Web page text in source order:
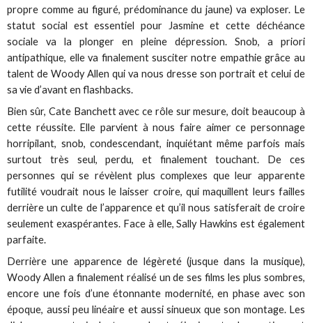
propre comme au figuré, prédominance du jaune) va exploser. Le
statut social est essentiel pour Jasmine et cette déchéance
sociale va la plonger en pleine dépression. Snob, a priori
antipathique, elle va finalement susciter notre empathie grâce au
talent de Woody Allen qui va nous dresse son portrait et celui de
sa vie d’avant en flashbacks.
Bien sûr, Cate Banchett avec ce rôle sur mesure, doit beaucoup à
cette réussite. Elle parvient à nous faire aimer ce personnage
horripilant, snob, condescendant, inquiétant même parfois mais
surtout très seul, perdu, et finalement touchant. De ces
personnes qui se révèlent plus complexes que leur apparente
futilité voudrait nous le laisser croire, qui maquillent leurs failles
derrière un culte de l’apparence et qu’il nous satisferait de croire
seulement exaspérantes. Face à elle, Sally Hawkins est également
parfaite.
Derrière une apparence de légèreté (jusque dans la musique),
Woody Allen a finalement réalisé un de ses films les plus sombres,
encore une fois d’une étonnante modernité, en phase avec son
époque, aussi peu linéaire et aussi sinueux que son montage. Les